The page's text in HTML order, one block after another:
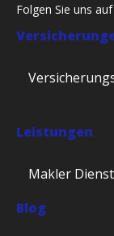
Folgen Sie uns
Leistungen
Makler
Blog